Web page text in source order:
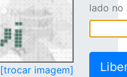
[trocar imagem]
lado no